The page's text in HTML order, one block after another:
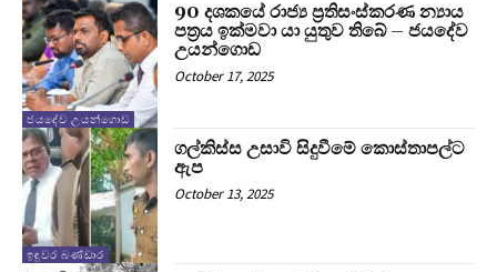
ජයදේව උයන්ගොඩ
90 දශකයේ රාජ්‍ය ප්‍රතිසංස්කරණ න්‍යාය
පත්‍රය ඉක්මවා යා යුතුව තිබේ – ජයදේව
උයන්ගොඩ
October 17, 2025
ඉඳුවර බණ්ඩාර
ගල්කිස්ස උසාවි සිදුවීමේ කොස්තාපල්ට
ඇප
October 13, 2025